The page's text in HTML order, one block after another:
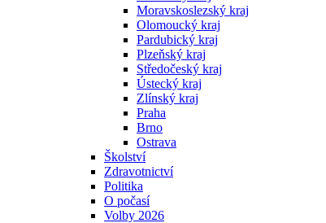
Moravskoslezský kraj
Olomoucký kraj
Pardubický kraj
Plzeňský kraj
Středočeský kraj
Ústecký kraj
Zlínský kraj
Praha
Brno
Ostrava
Školství
Zdravotnictví
Politika
O počasí
Volby 2026